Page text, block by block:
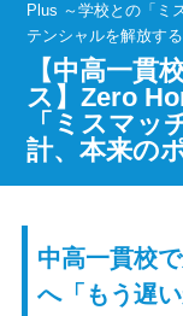
Plus ～学校との「ミ
テンシャルを解放する
【中高一貫
ス】Zero
「ミスマッ
計、本来の
中高一貫校
へ「もう遅